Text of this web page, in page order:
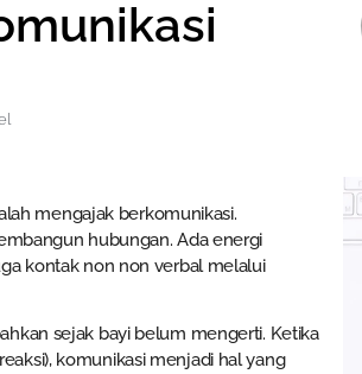
mengajak berkomunikasi.
hubungan. Ada energi
kontak non non verbal melalui
sejak bayi belum mengerti. Ketika
komunikasi menjadi hal yang